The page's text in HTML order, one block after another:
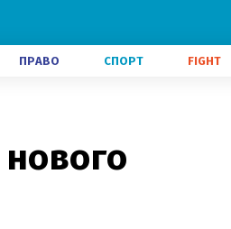
ПРАВО СПОРТ FIGHT